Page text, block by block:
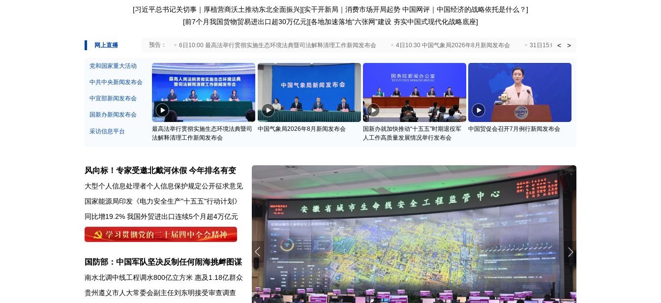
[习近平总书记关切事｜厚植营商沃土推动东北全面振兴][实干开新局｜消费市场开局起势 中国网评｜中国经济的战略依托是什么？]
[前7个月我国货物贸易进出口超30万亿元][各地加速落地“六张网”建设 夯实中国式现代化战略底座]
网上直播
29日10:00 国务院台湾事务办公室7月29日举行新闻发布会 6日10:00 最高法举行贯彻实施生态环境法典暨司法解释清理工作新闻发布会 4日10:30 中国气象局2026年8月新闻发布会 31日15:00 国新办就加快推动“十五五”时期退役
< >
党和国家重大活动
中共中央新闻发布会
中宣部新闻发布会
国新办新闻发布会
采访信息平台
最高法举行贯彻实施生态环境法典暨司
法解释清理工作新闻发布会
中国气象局2026年8月新闻发布会
国新办就加快推动“十五五”时期退役军
人工作高质量发展情况举行发布会
中国贸促会召开7月例行新闻发布会
风向标！专家受邀北戴河休假 今年排名有变
大型个人信息处理者个人信息保护规定公开征求意见
国家能源局印发《电力安全生产"十五五"行动计划》
同比增19.2% 我国外贸进出口连续5个月超4万亿元
国防部：中国军队坚决反制任何闹海挑衅图谋
南水北调中线工程调水800亿立方米 惠及1.18亿群众
贵州遵义市人大常委会副主任刘东明接受审查调查